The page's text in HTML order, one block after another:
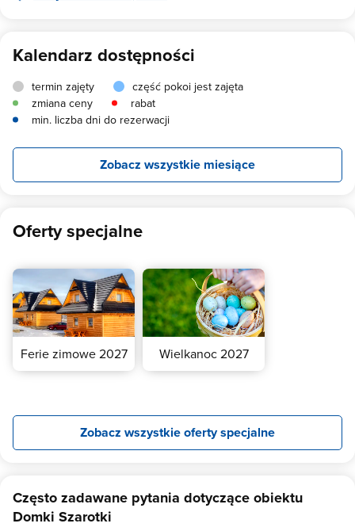
Kalendarz dostępności
termin zajęty
część pokoi jest zajęta
zmiana ceny
rabat
min. liczba dni do rezerwacji
Zobacz wszystkie miesiące
Oferty specjalne
Ferie zimowe 2027 Wielkanoc 2027
Zobacz wszystkie oferty specjalne
Często zadawane pytania dotyczące obiektu
Domki Szarotki